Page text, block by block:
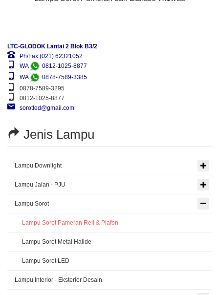
LTC-GLODOK Lantai 2 Blok B3/2
Ph/Fax (021) 62321052
WA
0812-1025-8877
WA
0878-7589-3385
0878-7589-3295
0812-1025-8877
sorotled@gmail.com
Jenis Lampu
Lampu Downlight
Lampu Jalan - PJU
Lampu Sorot
Lampu Sorot Pameran Rell & Plafon
Lampu Sorot Metal Halide
Lampu Sorot LED
Lampu Interior - Eksterior Desain